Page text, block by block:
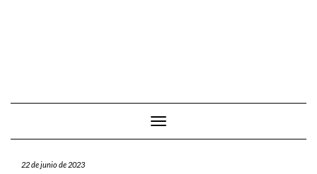
Cambiar modo de navegación
22 de junio de 2023